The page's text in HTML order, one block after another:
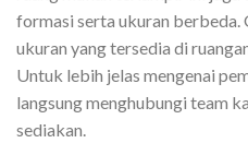
formasi serta ukuran berbeda.
ukuran yang tersedia di
Untuk lebih jelas mengenai
langsung menghubungi team
sediakan.